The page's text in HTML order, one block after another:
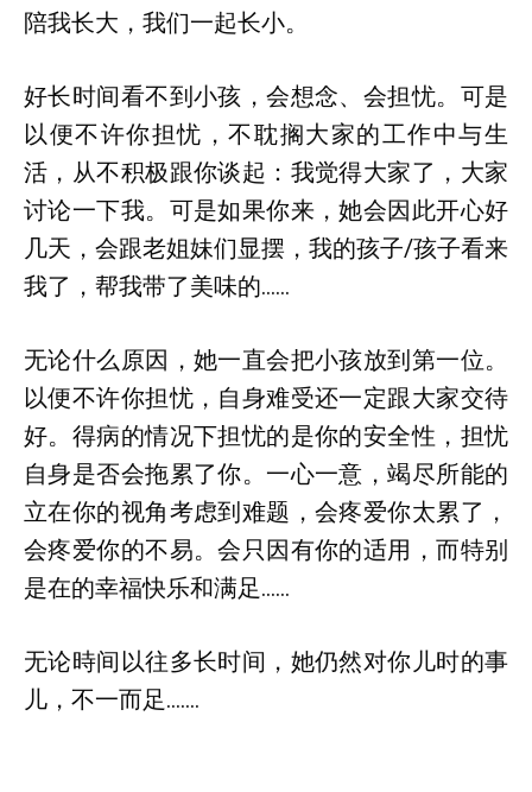
陪我长大，我们一起长小。
好长时间看不到小孩，会想念、会担忧。可是
以便不许你担忧，不耽搁大家的工作中与生
活，从不积极跟你谈起：我觉得大家了，大家
讨论一下我。可是如果你来，她会因此开心好
几天，会跟老姐妹们显摆，我的孩子/孩子看来
我了，帮我带了美味的……
无论什么原因，她一直会把小孩放到第一位。
以便不许你担忧，自身难受还一定跟大家交待
好。得病的情况下担忧的是你的安全性，担忧
自身是否会拖累了你。一心一意，竭尽所能的
立在你的视角考虑到难题，会疼爱你太累了，
会疼爱你的不易。会只因有你的适用，而特别
是在的幸福快乐和满足……
无论時间以往多长时间，她仍然对你儿时的事
儿，不一而足…….